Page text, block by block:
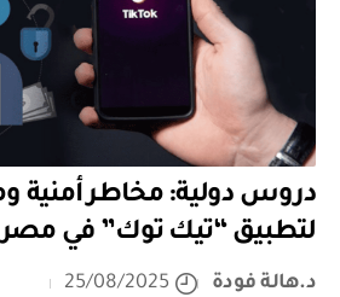
دروس دولية: مخاطر أمنية
لتطبيق “تيك توك” في مصر
د.هالة فودة
25/08/2025